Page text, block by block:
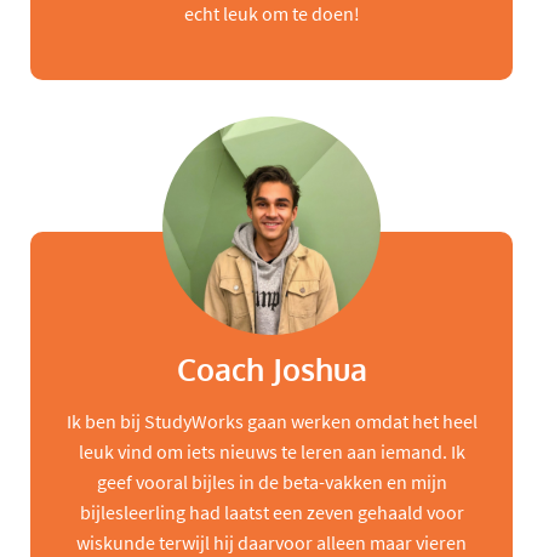
echt leuk om te doen!
Coach Joshua
Ik ben bij StudyWorks gaan werken omdat het heel
leuk vind om iets nieuws te leren aan iemand. Ik
geef vooral bijles in de beta-vakken en mijn
bijlesleerling had laatst een zeven gehaald voor
wiskunde terwijl hij daarvoor alleen maar vieren